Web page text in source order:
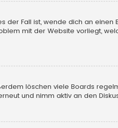
der Fall ist, wende dich an einen
mit der Website vorliegt,
löschen viele Boards
und nimm aktiv an den